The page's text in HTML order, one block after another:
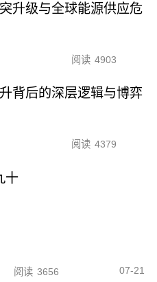
升级与全球能源供应危
阅读 4903
背后的深层逻辑与博弈
阅读 4379
十
阅读 3656 07-21